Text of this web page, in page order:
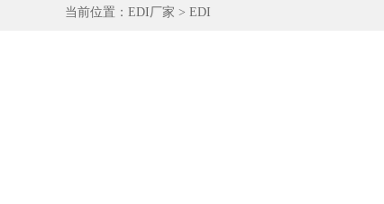
当前位置： EDI厂家 > EDI